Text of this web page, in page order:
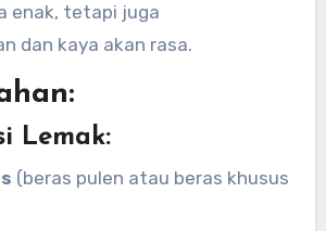
enak, tetapi juga
dan kaya akan rasa.
Lemak:
(beras pulen atau beras khusus